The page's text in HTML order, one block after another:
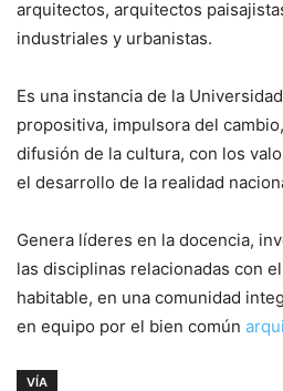
arquitectos, arquitectos
industriales y urbanistas.
Es una instancia de la
propositiva, impulsora del
difusión de la cultura, con los
el desarrollo de la realidad
Genera líderes en la docencia,
las disciplinas relacionadas con
habitable, en una comunidad
en equipo por el bien común
VÍA